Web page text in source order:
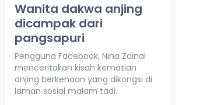
Wanita dakwa anjing
dicampak dari
pangsapuri
Pengguna Facebook, Nina Zainal
menceritakan kisah kematian
anjing berkenaan yang dikongsi di
laman sosial malam tadi.